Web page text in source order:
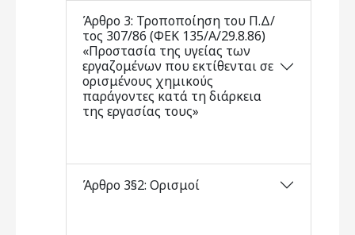
Άρθρο 3: Τροποποίηση του Π.Δ/
τος 307/86 (ΦΕΚ 135/Α/29.8.86)
«Προστασία της υγείας των
εργαζομένων που εκτίθενται σε
ορισμένους χημικούς
παράγοντες κατά τη διάρκεια
της εργασίας τους»
Άρθρο 3§2: Ορισμοί